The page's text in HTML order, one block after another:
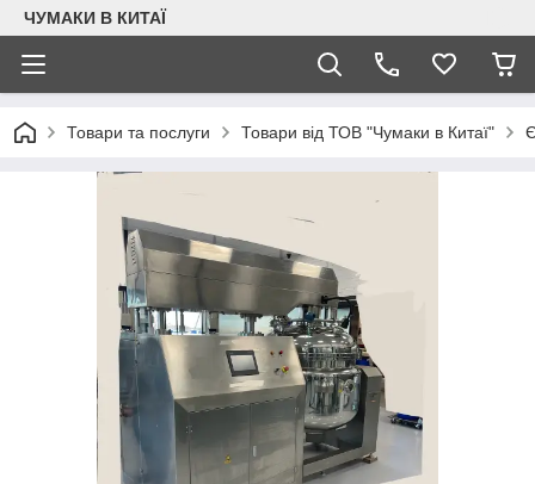
ЧУМАКИ В КИТАЇ
Товари та послуги Товари від ТОВ "Чумаки в Китаї"